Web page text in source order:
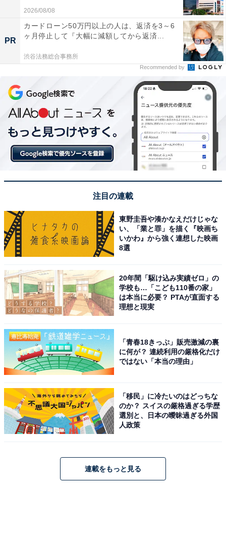
kippis×人気インフルエンサー・ゆべしさんの「と
きめく花刺繍ワンピース／ブラウス／ロングスカ
ナチュラルファッション誌『リンネル』（宝島社）でも
活躍しているモデル兼ナチュラル系YouTuber・ゆべしさ
んとのコラボレーションは、かわいらしい
Lentokukka（飛ぶ花柄）の花刺しゅうがポイントのアパ
レル3種。
ときめく花刺繍ワンピース
「ときめく花刺繍ワンピース」（税込各1万4520円）
「ときめく花刺繍ワンピース」（税込各1万4520円）
は、グレーとレッドの2色。胸部に花の刺しゅうが施さ
フリーサイズですが、ウエストの両サイドにサイズ調節
2026/08/08
PR
カードローン50万円以上の人は、返済を3～6
ヶ月停止して『大幅に減額してから返済...
渋谷法務総合事務所
Recommended by
注目の連載
東野圭吾や湊かなえだけじゃな
い、「業と罪」を描く『映画ち
いかわ』から強く連想した映画
8選
20年間「駆け込み実績ゼロ」の
学校も…「こども110番の家」
は本当に必要？ PTAが直面する
理想と現実
「青春18きっぷ」販売激減の裏
に何が？ 連続利用の厳格化だけ
ではない「本当の理由」
「移民」に冷たいのはどっちな
のか？ スイスの厳格過ぎる学歴
選別と、日本の曖昧過ぎる外国
人政策
連載をもっと見る